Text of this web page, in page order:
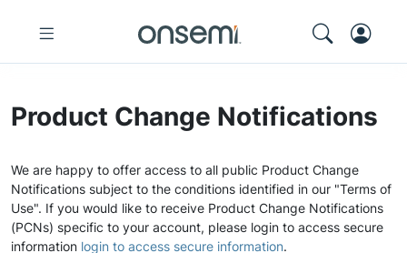
Product Change Notifications
We are happy to offer access to all public Product Change
Notifications subject to the conditions identified in our "Terms of
Use". If you would like to receive Product Change Notifications
(PCNs) specific to your account, please login to access secure
information login to access secure information.